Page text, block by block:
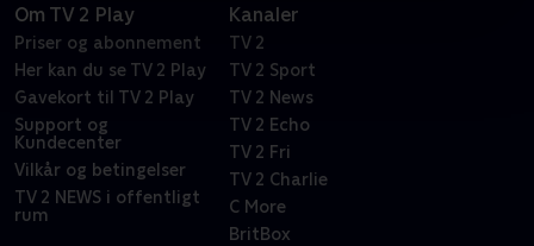
Om TV 2 Play
Priser og abonnement
Her kan du se TV 2 Play
Gavekort til TV 2 Play
Support og
Kundecenter
Vilkår og betingelser
TV 2 NEWS i offentligt
rum
Kanaler
TV 2
TV 2 Sport
TV 2 News
TV 2 Echo
TV 2 Fri
TV 2 Charlie
C More
BritBox